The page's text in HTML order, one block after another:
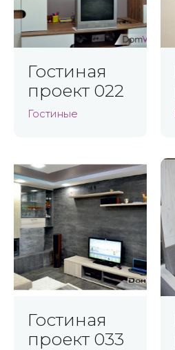
Гостиная
проект 022
Гостиные
Гостиная
проект 033